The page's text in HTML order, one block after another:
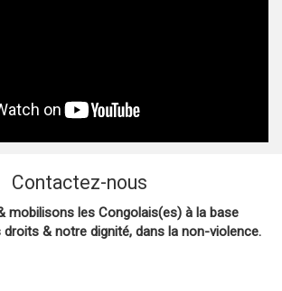
Contactez-nous
mobilisons les Congolais(es) à la base
& notre dignité, dans la non-violence.